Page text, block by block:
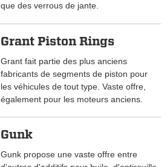
que des verrous de jante.
Grant Piston Rings
Grant fait partie des plus anciens
fabricants de segments de piston pour
les véhicules de tout type. Vaste offre,
également pour les moteurs anciens.
Gunk
Gunk propose une vaste offre entre